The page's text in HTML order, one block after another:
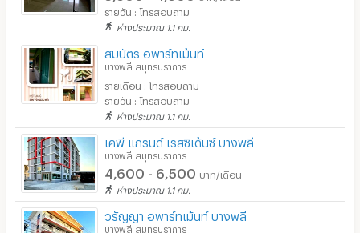
รายวัน : โทรสอบถาม
ห่างประมาณ 1.1 กม.
สมบัตร อพาร์ทเม้นท์
บางพลี สมุทรปราการ
รายเดือน : โทรสอบถาม
รายวัน : โทรสอบถาม
ห่างประมาณ 1.1 กม.
เคพี แกรนด์ เรสซิเด้นซ์ บางพลี
บางพลี สมุทรปราการ
4,600 - 6,500 บาท/เดือน
ห่างประมาณ 1.1 กม.
วรัญญา อพาร์ทเม้นท์ บางพลี
บางพลี สมุทรปราการ